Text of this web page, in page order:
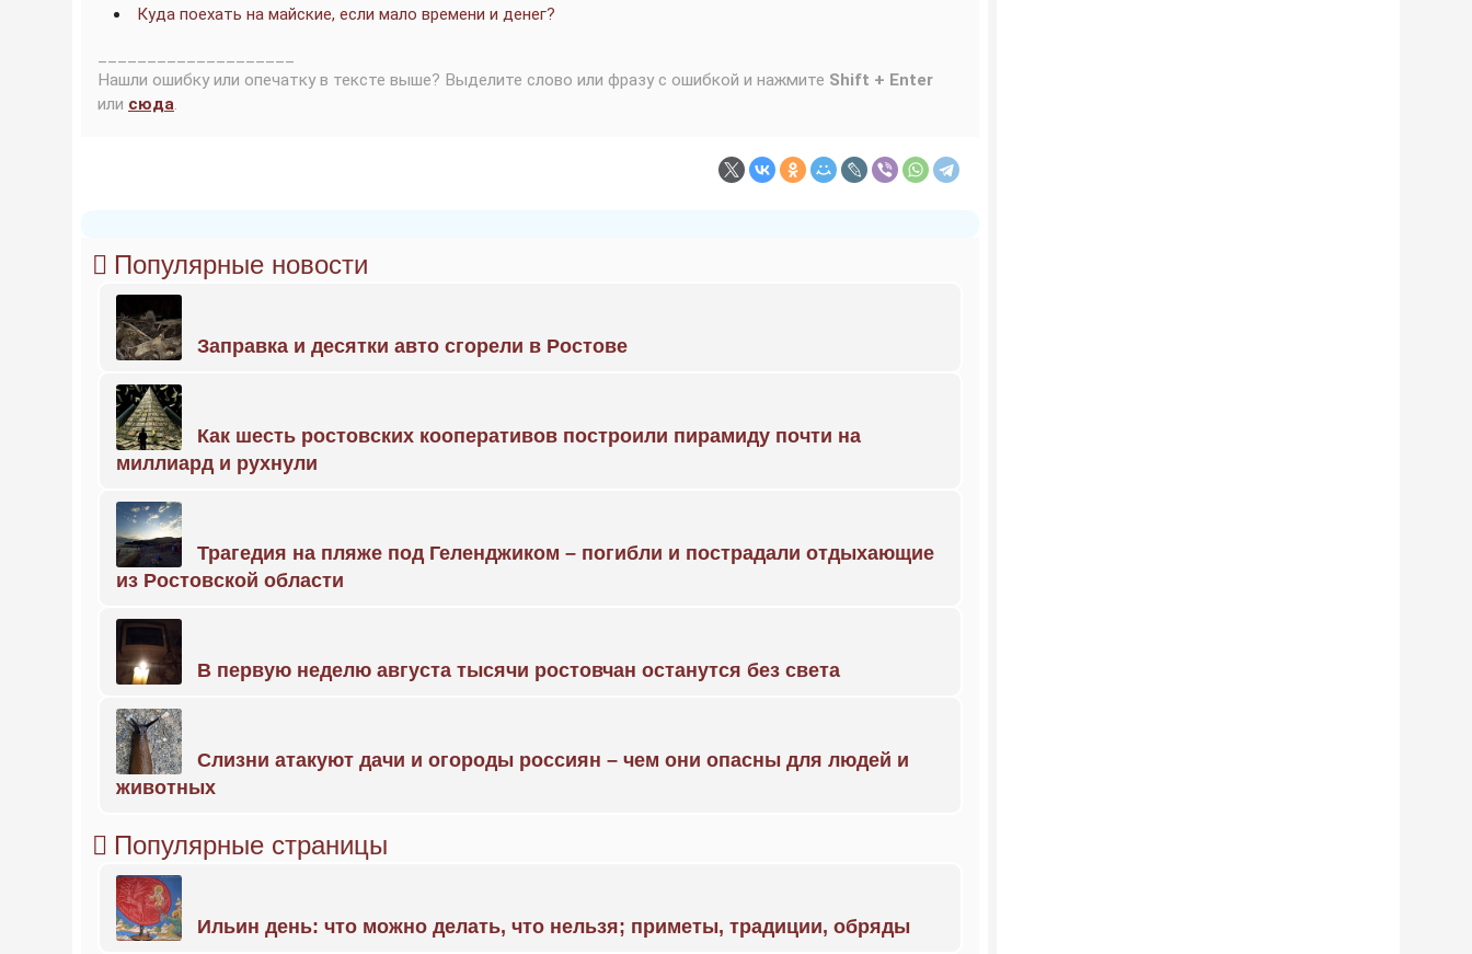
Куда поехать на майские, если мало времени и денег?
Нашли ошибку или опечатку в тексте выше? Выделите слово или фразу с ошибкой и нажмите Shift + Enter
или сюда.
Популярные новости
Заправка и десятки авто сгорели в Ростове
Как шесть ростовских кооперативов построили пирамиду почти на
миллиард и рухнули
Трагедия на пляже под Геленджиком – погибли и пострадали отдыхающие
из Ростовской области
В первую неделю августа тысячи ростовчан останутся без света
Слизни атакуют дачи и огороды россиян – чем они опасны для людей и
животных
Популярные страницы
Ильин день: что можно делать, что нельзя; приметы, традиции, обряды